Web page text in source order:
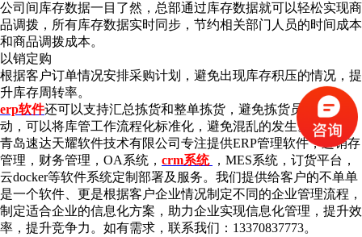
公司间库存数据一目了然，总部通过库存数据就可以轻松实现商
品调拨，所有库存数据实时同步，节约相关部门人员的时间成本
和商品调拨成本。
以销定购
根据客户订单情况安排采购计划，避免出现库存积压的情况，提
升库存周转率。
erp软件还可以支持汇总拣货和整单拣货，避免拣货员的重复劳
动，可以将库管工作流程化标准化，避免混乱的发生。
青岛速达天耀软件技术有限公司专注提供ERP管理软件，进销存
管理，财务管理，OA系统， crm系统
，MES系统，订货平台，
云docker等软件系统定制部署及服务。我们提供给客户的不单单
是一个软件、更是根据客户企业情况制定不同的企业管理流程，
制定适合企业的信息化方案，助力企业实现信息化管理，提升效
率，提升竞争力。如有需求，联系我们：13370837773。